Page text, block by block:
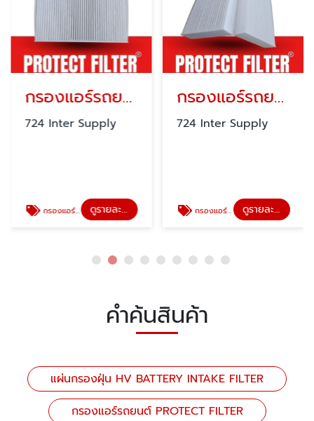
กรองแอร์รถยนต์ PROTECT FILTER
724 Inter Supply
กรองแอร์รถยนต์ PROTECT FILTER ดูรายละเอียด
กรองแอร์รถยนต์
724 Inter Supply
กรองแอร์รถยนต์ ดูรายละเอียด
คำค้นสินค้า
แผ่นกรองฝุ่น HV BATTERY INTAKE FILTER
กรองแอร์รถยนต์ PROTECT FILTER